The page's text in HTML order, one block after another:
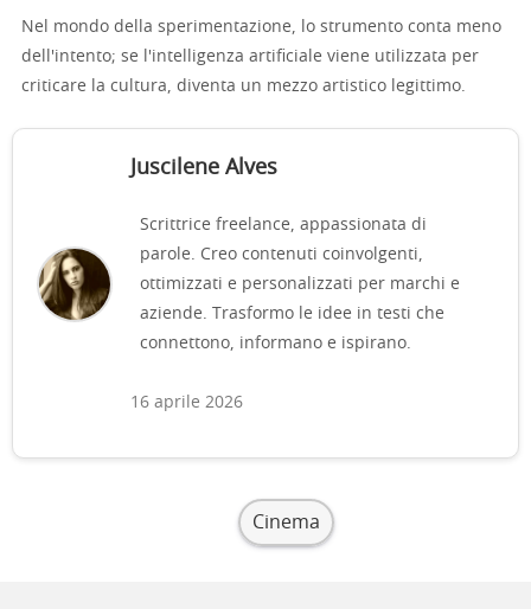
Nel mondo della sperimentazione, lo strumento conta meno
dell'intento; se l'intelligenza artificiale viene utilizzata per
criticare la cultura, diventa un mezzo artistico legittimo.
Juscilene Alves
Scrittrice freelance, appassionata di
parole. Creo contenuti coinvolgenti,
ottimizzati e personalizzati per marchi e
aziende. Trasformo le idee in testi che
connettono, informano e ispirano.
16 aprile 2026
Cinema